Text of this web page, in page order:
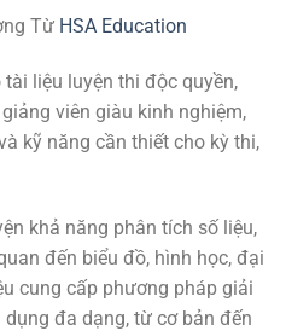
Từ HSA Education
tài liệu luyện thi độc quyền,
viên giàu kinh nghiệm,
kỹ năng cần thiết cho kỳ thi,
khả năng phân tích số liệu,
đến biểu đồ, hình học, đại
cung cấp phương pháp giải
đa dạng, từ cơ bản đến